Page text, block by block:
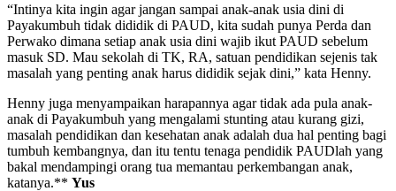
“Intinya kita ingin agar jangan sampai anak-anak usia dini di
Payakumbuh tidak dididik di PAUD, kita sudah punya Perda dan
Perwako dimana setiap anak usia dini wajib ikut PAUD sebelum
masuk SD. Mau sekolah di TK, RA, satuan pendidikan sejenis tak
masalah yang penting anak harus dididik sejak dini,” kata Henny.
Henny juga menyampaikan harapannya agar tidak ada pula anak-
anak di Payakumbuh yang mengalami stunting atau kurang gizi,
masalah pendidikan dan kesehatan anak adalah dua hal penting bagi
tumbuh kembangnya, dan itu tentu tenaga pendidik PAUDlah yang
bakal mendampingi orang tua memantau perkembangan anak,
katanya.** Yus